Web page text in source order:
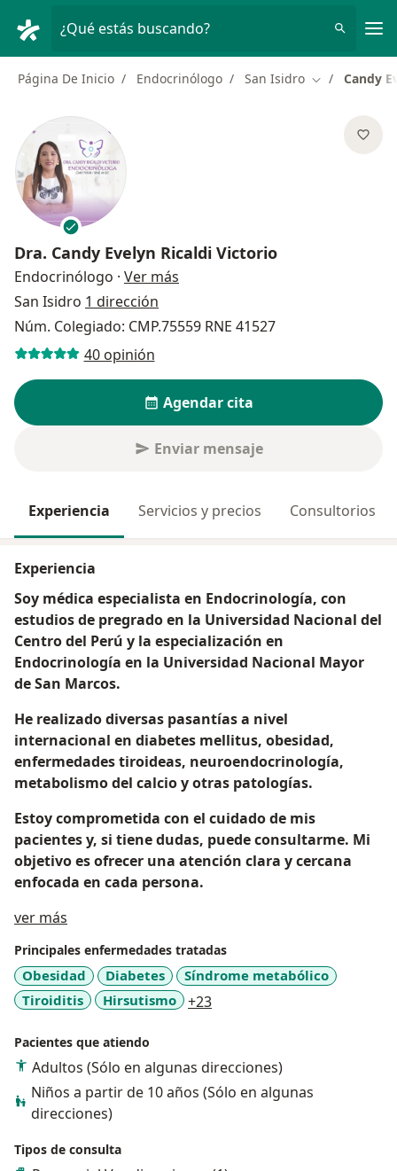
¿Qué estás buscando?
Página De Inicio Endocrinólogo San Isidro Cambiar de
Candy
Dra. Candy Evelyn Ricaldi Victorio
Endocrinólogo · Ver más
San Isidro 1 dirección
Núm. Colegiado: CMP.75559 RNE 41527
40 opinión
Agendar cita
Enviar mensaje
Experiencia Servicios y precios Consultorios
Experiencia
Soy médica especialista en Endocrinología, con
estudios de pregrado en la Universidad Nacional del
Centro del Perú y la especialización en
Endocrinología en la Universidad Nacional Mayor
de San Marcos.
He realizado diversas pasantías a nivel
internacional en diabetes mellitus, obesidad,
enfermedades tiroideas, neuroendocrinología,
metabolismo del calcio y otras patologías.
Estoy comprometida con el cuidado de mis
pacientes y, si tiene dudas, puede consultarme. Mi
objetivo es ofrecer una atención clara y cercana
enfocada en cada persona.
ver más
Principales enfermedades tratadas
Obesidad Diabetes
Síndrome metabólico
Tiroiditis
Hirsutismo +23a11y_sr_more_diseases
Pacientes que atiendo
Adultos (Sólo en algunas direcciones)
Niños a partir de 10 años (Sólo en algunas
direcciones)
Tipos de consulta